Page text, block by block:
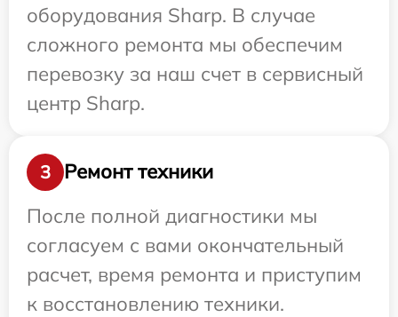
оборудования Sharp. В случае
сложного ремонта мы обеспечим
перевозку за наш счет в сервисный
центр Sharp.
3
Ремонт техники
После полной диагностики мы
согласуем с вами окончательный
расчет, время ремонта и приступим
к восстановлению техники.